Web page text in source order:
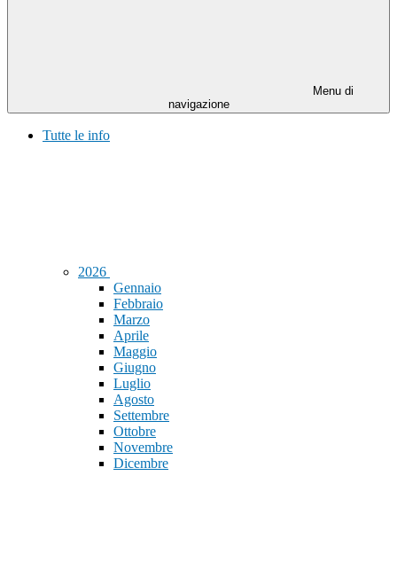
Menu di
navigazione
Tutte le info
2026
Gennaio
Febbraio
Marzo
Aprile
Maggio
Giugno
Luglio
Agosto
Settembre
Ottobre
Novembre
Dicembre